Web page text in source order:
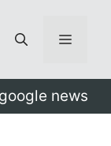
Menu
news